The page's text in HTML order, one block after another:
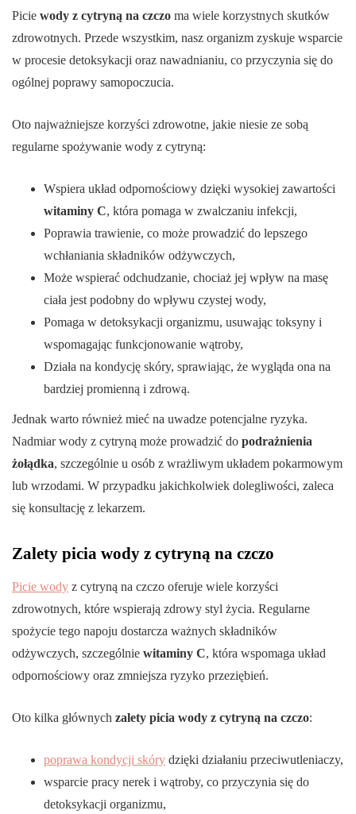
Picie wody z cytryną na czczo ma wiele korzystnych skutków
zdrowotnych. Przede wszystkim, nasz organizm zyskuje wsparcie
w procesie detoksykacji oraz nawadnianiu, co przyczynia się do
ogólnej poprawy samopoczucia.
Oto najważniejsze korzyści zdrowotne, jakie niesie ze sobą
regularne spożywanie wody z cytryną:
Wspiera układ odpornościowy dzięki wysokiej zawartości
witaminy C, która pomaga w zwalczaniu infekcji,
Poprawia trawienie, co może prowadzić do lepszego
wchłaniania składników odżywczych,
Może wspierać odchudzanie, chociaż jej wpływ na masę
ciała jest podobny do wpływu czystej wody,
Pomaga w detoksykacji organizmu, usuwając toksyny i
wspomagając funkcjonowanie wątroby,
Działa na kondycję skóry, sprawiając, że wygląda ona na
bardziej promienną i zdrową.
Jednak warto również mieć na uwadze potencjalne ryzyka.
Nadmiar wody z cytryną może prowadzić do podrażnienia
żołądka, szczególnie u osób z wrażliwym układem pokarmowym
lub wrzodami. W przypadku jakichkolwiek dolegliwości, zaleca
się konsultację z lekarzem.
Zalety picia wody z cytryną na czczo
Picie wody z cytryną na czczo oferuje wiele korzyści
zdrowotnych, które wspierają zdrowy styl życia. Regularne
spożycie tego napoju dostarcza ważnych składników
odżywczych, szczególnie witaminy C, która wspomaga układ
odpornościowy oraz zmniejsza ryzyko przeziębień.
Oto kilka głównych zalety picia wody z cytryną na czczo:
poprawa kondycji skóry dzięki działaniu przeciwutleniaczy,
wsparcie pracy nerek i wątroby, co przyczynia się do
detoksykacji organizmu,